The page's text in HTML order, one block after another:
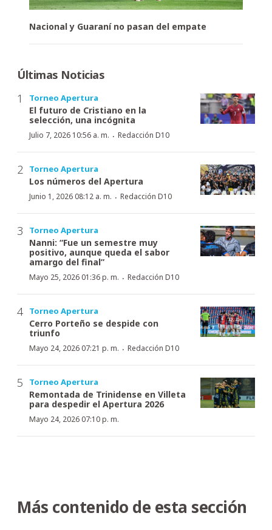
Nacional y Guaraní no pasan del empate
Últimas Noticias
Torneo Apertura
El futuro de Cristiano en la
selección, una incógnita
Julio 7, 2026 10:56 a. m. · Redacción D10
Torneo Apertura
Los números del Apertura
Junio 1, 2026 08:12 a. m. · Redacción D10
Torneo Apertura
Nanni: “Fue un semestre muy
positivo, aunque queda el sabor
amargo del final”
Mayo 25, 2026 01:36 p. m. · Redacción D10
Torneo Apertura
Cerro Porteño se despide con
triunfo
Mayo 24, 2026 07:21 p. m. · Redacción D10
Torneo Apertura
Remontada de Trinidense en Villeta
para despedir el Apertura 2026
Mayo 24, 2026 07:10 p. m.
Más contenido de esta sección